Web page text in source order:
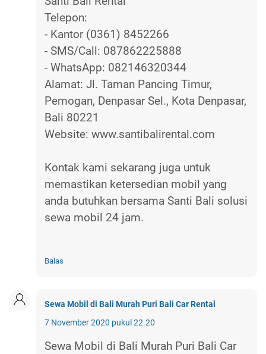
Telepon:
- Kantor (0361) 8452266
- SMS/Call: 087862225888
- WhatsApp: 082146320344
Alamat: Jl. Taman Pancing Timur,
Pemogan, Denpasar Sel., Kota Denpasar,
Bali 80221
Website: www.santibalirental.com
Kontak kami sekarang juga untuk
memastikan ketersedian mobil yang
anda butuhkan bersama Santi Bali solusi
sewa mobil 24 jam.
Balas
Sewa Mobil di Bali Murah Puri Bali Car Rental
7 November 2020 pukul 22.20
Sewa Mobil di Bali Murah Puri Bali Car